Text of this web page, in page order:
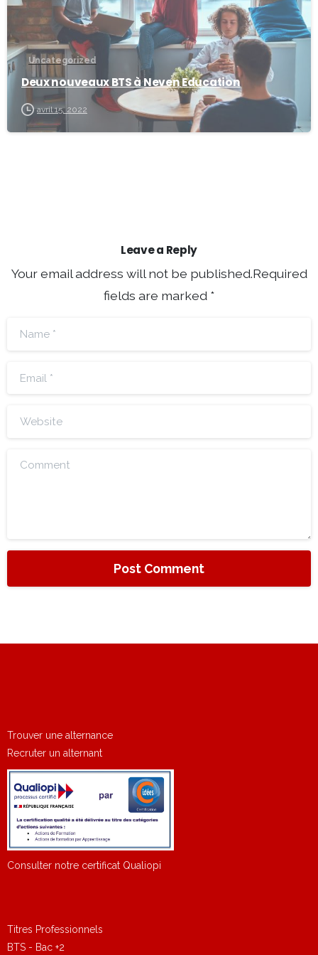
Uncategorized
Deux nouveaux BTS à Neven Education
avril 15, 2022
Leave a Reply
Your email address will not be published.Required
fields are marked *
Name
Email *
Website
Comment
Trouver une alternance
Recruter un alternant
Consulter notre certificat Qualiopi
Titres Professionnels
BTS - Bac +2